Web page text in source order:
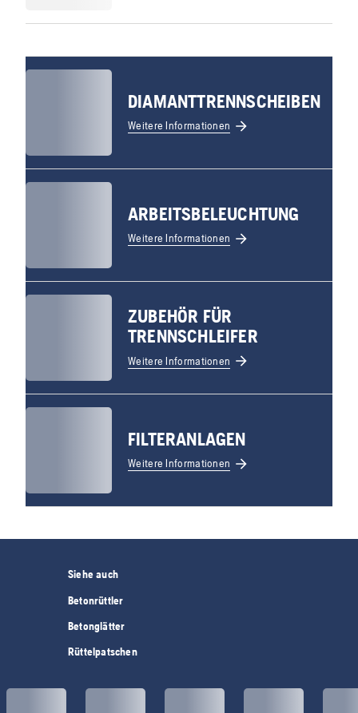
DIAMANTTRENNSCHEIBEN
Weitere Informationen
ARBEITSBELEUCHTUNG
Weitere Informationen
ZUBEHÖR FÜR
TRENNSCHLEIFER
Weitere Informationen
FILTERANLAGEN
Weitere Informationen
Siehe auch
Betonrüttler
Betonglätter
Rüttelpatschen